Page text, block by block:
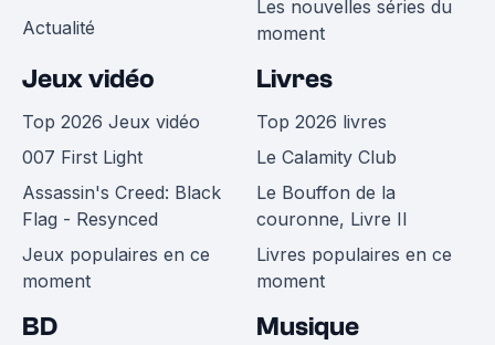
Actualité
Les nouvelles séries du
moment
Jeux vidéo
Top 2026 Jeux vidéo
007 First Light
Assassin's Creed: Black
Flag - Resynced
Jeux populaires en ce
moment
Livres
Top 2026 livres
Le Calamity Club
Le Bouffon de la
couronne, Livre II
Livres populaires en ce
moment
BD Musique